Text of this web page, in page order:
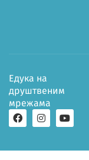
Едука на
друштвеним
мрежама